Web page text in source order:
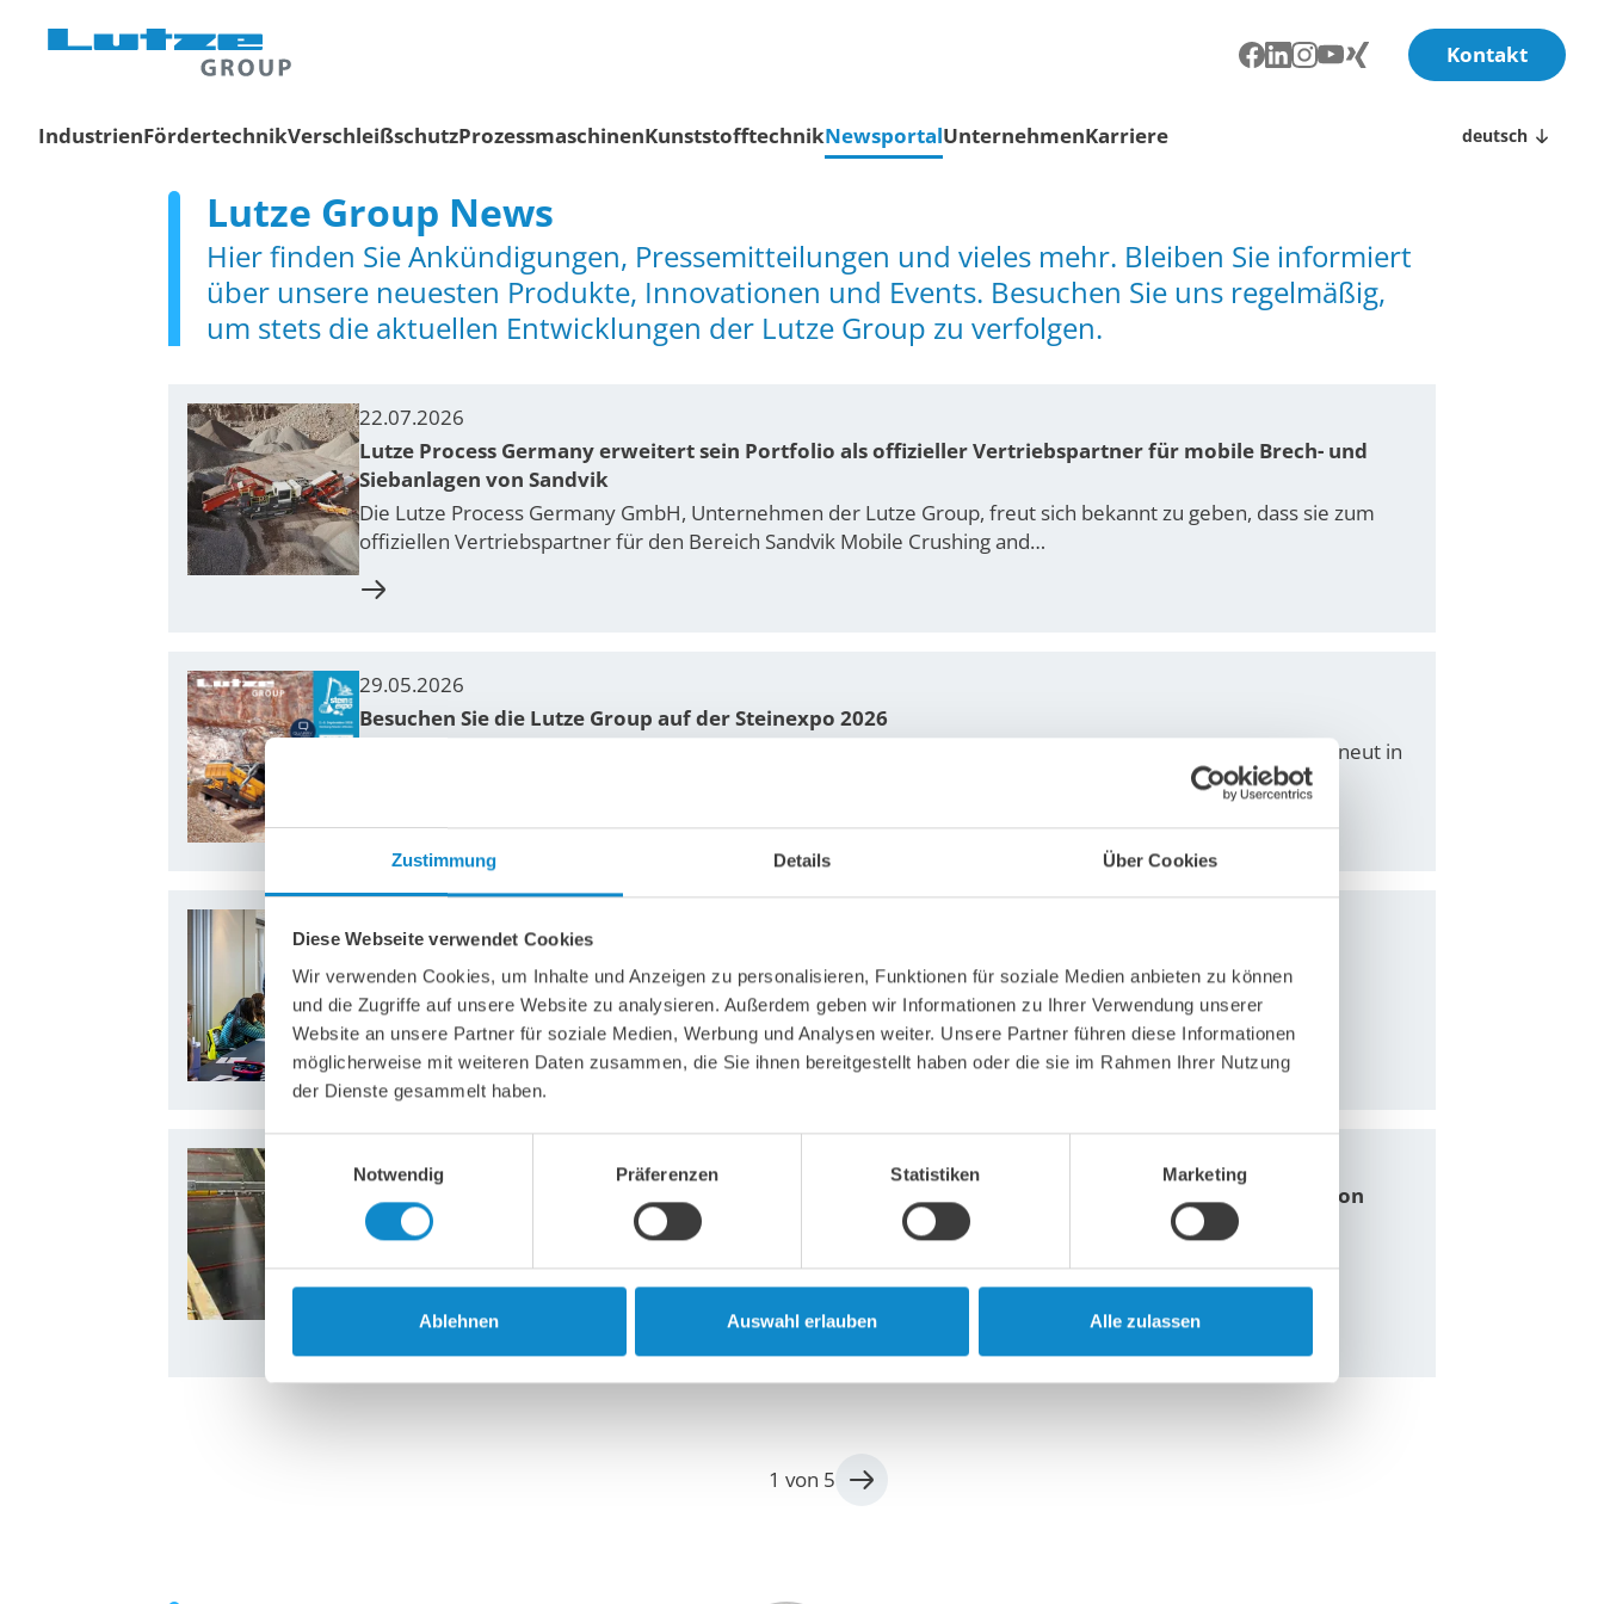
Zustimmung Details Über Cookies
Diese Webseite verwendet Cookies
Wir verwenden Cookies, um Inhalte und Anzeigen zu personalisieren, Funktionen für soziale Medien anbieten zu können
und die Zugriffe auf unsere Website zu analysieren. Außerdem geben wir Informationen zu Ihrer Verwendung unserer
Website an unsere Partner für soziale Medien, Werbung und Analysen weiter. Unsere Partner führen diese Informationen
möglicherweise mit weiteren Daten zusammen, die Sie ihnen bereitgestellt haben oder die sie im Rahmen Ihrer Nutzung
der Dienste gesammelt haben.
Einwilligungsauswahl
Notwendig
Präferenzen Statistiken Marketing
Ablehnen Auswahl erlauben Alle zulassen
Kontakt
IndustrienFördertechnikVerschleißschutzProzessmaschinenKunststofftechnikNewsportalUnternehmenKarriere deutsch
Lutze Group News
Hier finden Sie Ankündigungen, Pressemitteilungen und vieles mehr. Bleiben Sie informiert
über unsere neuesten Produkte, Innovationen und Events. Besuchen Sie uns regelmäßig,
um stets die aktuellen Entwicklungen der Lutze Group zu verfolgen.
22.07.2026
Lutze Process Germany erweitert sein Portfolio als offizieller Vertriebspartner für mobile Brech- und
Siebanlagen von Sandvik
Die Lutze Process Germany GmbH, Unternehmen der Lutze Group, freut sich bekannt zu geben, dass sie zum
offiziellen Vertriebspartner für den Bereich Sandvik Mobile Crushing and…
29.05.2026
Besuchen Sie die Lutze Group auf der Steinexpo 2026
Vom 2. bis 5. September 2026 trifft sich die nationale und internationale Rohstoff- und Baustoffbranche erneut in
Im Rahmen des diesjährigen Zukunftstags am 23.04.2026 durften wir insgesamt 11 Kinder in unserem
Unternehmen begrüßen. Ziel des Tages war es, jungen Menschen einen praxisnahen…
29.01.2026
Blue Phoenix stärkt die Arbeitssicherheit mit maßgeschneidertem Staubunterdrückungssystem von
Lutze und Nebolex
Vindmøllevej in Kopenhagen ein maßgeschneidertes Staubunterdrückungssystem…
1 von 5